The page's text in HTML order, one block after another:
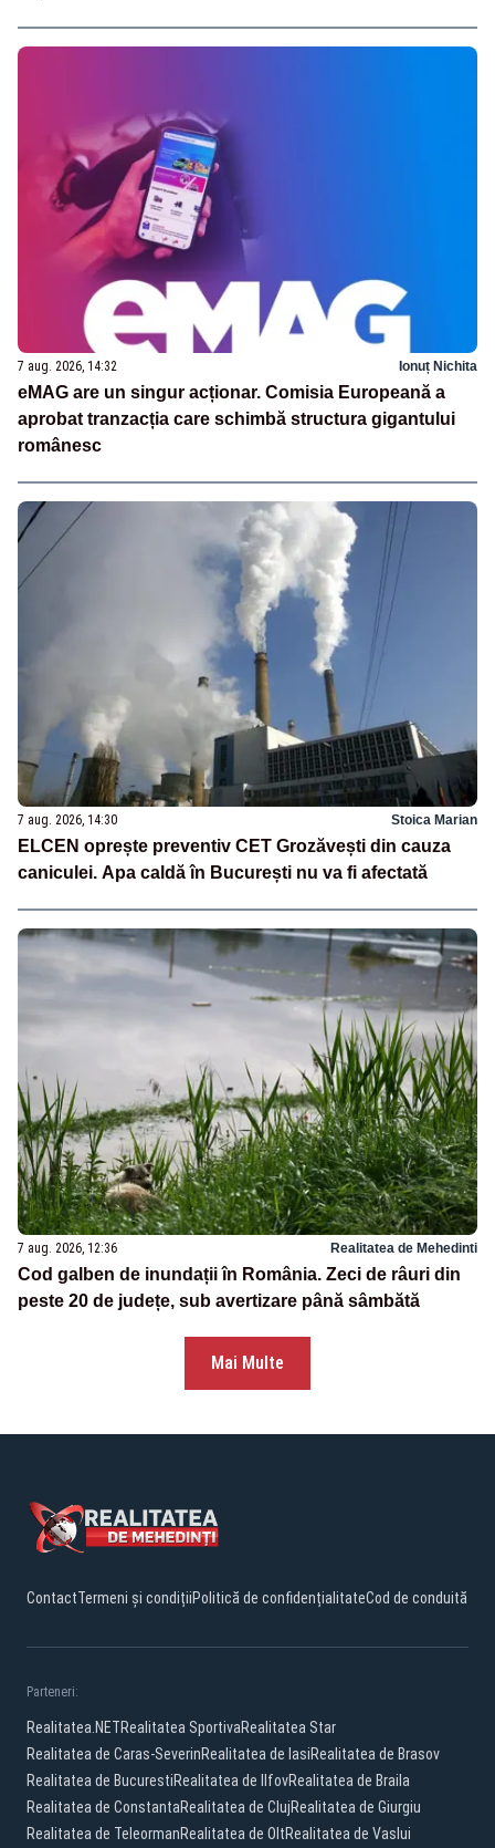
7 aug. 2026, 14:32 Ionuț Nichita
eMAG are un singur acționar. Comisia Europeană a
aprobat tranzacția care schimbă structura gigantului
românesc
7 aug. 2026, 14:30 Stoica Marian
ELCEN oprește preventiv CET Grozăvești din cauza
caniculei. Apa caldă în București nu va fi afectată
7 aug. 2026, 12:36 Realitatea de Mehedinti
Cod galben de inundații în România. Zeci de râuri din
peste 20 de județe, sub avertizare până sâmbătă
Mai Multe
ContactTermeni și condițiiPolitică de confidențialitateCod de conduită
Parteneri:
Realitatea.NETRealitatea SportivaRealitatea Star
Realitatea de Caras-SeverinRealitatea de IasiRealitatea de Brasov
Realitatea de BucurestiRealitatea de IlfovRealitatea de Braila
Realitatea de ConstantaRealitatea de ClujRealitatea de Giurgiu
Realitatea de TeleormanRealitatea de OltRealitatea de Vaslui